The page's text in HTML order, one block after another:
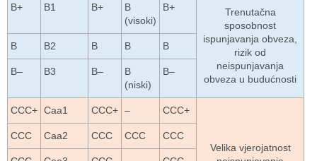
B+ B1 B+
B
(visoki)
B+
Trenutačna
sposobnost
ispunjavanja obveza,
rizik od
neispunjavanja
obveza u budućnosti
B B2 B B B
B– B3 B–
B
(niski)
B–
CCC+ Caa1 CCC+ – CCC+
Velika vjerojatnost
CCC Caa2 CCC CCC CCC